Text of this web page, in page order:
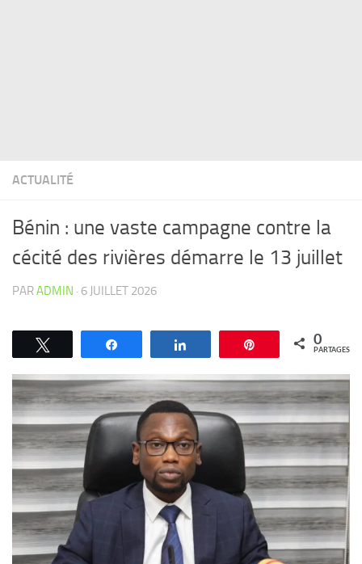
ACTUALITÉ
Bénin : une vaste campagne contre la
cécité des rivières démarre le 13 juillet
PARADMIN · 6 JUILLET 2026
Épingle 0
PARTAGES